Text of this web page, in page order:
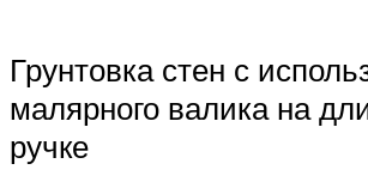
Грунтовка стен с
малярного валика на
ручке